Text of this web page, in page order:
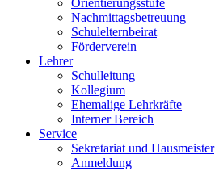
Orientierungsstufe
Nachmittagsbetreuung
Schulelternbeirat
Förderverein
Lehrer
Schulleitung
Kollegium
Ehemalige Lehrkräfte
Interner Bereich
Service
Sekretariat und Hausmeister
Anmeldung